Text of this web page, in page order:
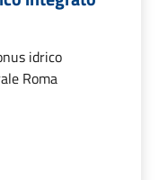
idrico
Roma